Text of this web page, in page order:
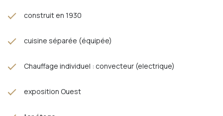
construit en 1930
cuisine séparée (équipée)
Chauffage individuel : convecteur (electrique)
exposition Ouest